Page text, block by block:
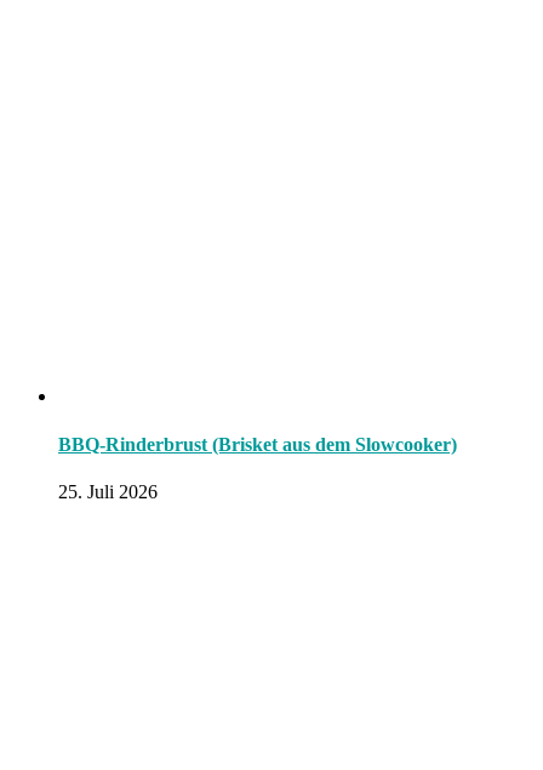
BBQ-Rinderbrust (Brisket aus dem Slowcooker)
25. Juli 2026